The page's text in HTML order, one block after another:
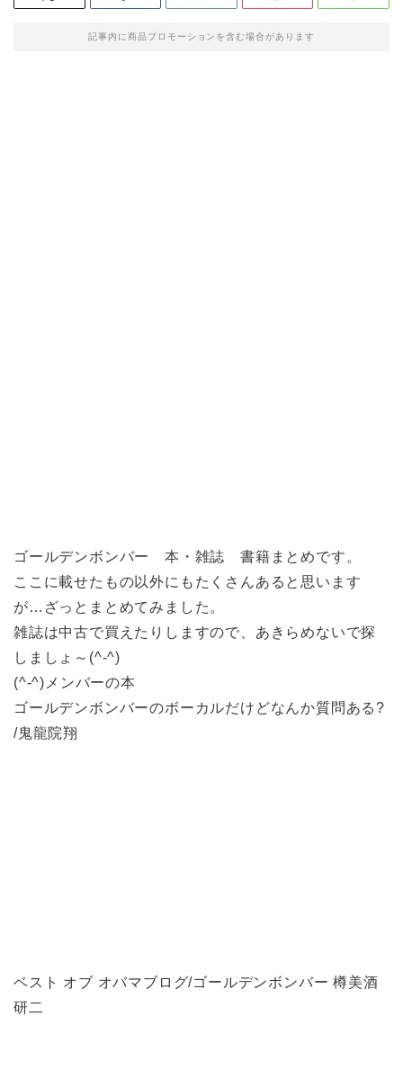
記事内に商品プロモーションを含む場合があります
ゴールデンボンバー 本・雑誌 書籍まとめです。
ここに載せたもの以外にもたくさんあると思います
が…ざっとまとめてみました。
雑誌は中古で買えたりしますので、あきらめないで探
しましょ～(^-^)
(^-^)メンバーの本
ゴールデンボンバーのボーカルだけどなんか質問ある?
/鬼龍院翔
ベスト オブ オバマブログ/ゴールデンボンバー 樽美酒
研二